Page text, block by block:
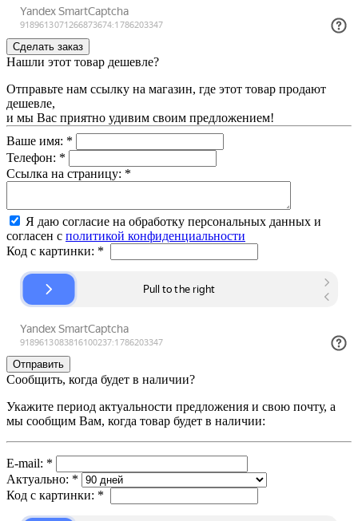
Нашли этот товар дешевле?
Отправьте нам ссылку на магазин, где этот товар продают
дешевле,
и мы Вас приятно удивим своим предложением!
Ваше имя: *
Телефон: *
Ссылка на страницу: *
Я даю согласие на обработку персональных данных и
согласен с политикой конфиденциальности
Код с картинки: *
Сообщить, когда будет в наличии?
Укажите период актуальности предложения и свою почту, а
мы сообщим Вам, когда товар будет в наличии:
E-mail: *
Актуально: *
Код с картинки: *